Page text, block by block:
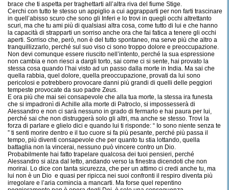
brace che ti aspetta per traghettarti all’altra riva del fiume Stige.
Cerchi con tutto te stesso un appiglio a cui aggrapparti per non farti trascinare
in quell’abisso scuro che sono gli Inferi e lo trovi in quegli occhi altrettanto
scuri, ma che tu ami più di qualsiasi altra cosa, come tutto di lui e che hanno
la capacità di strapparti un sorriso anche ora che fai fatica a tenere gli occhi
aperti. Sorriso che, però, non è del tutto spontaneo, ma serve più che altro a
tranquillizzarlo, perché sul suo viso ci sono troppo dolore e preoccupazione.
Non devi comunque essere riuscito nell’intento, perché la sua espressione
non cambia e non riesci a dargli torto, sai come ci si sente, hai provato la
stessa cosa quando l’hai visto ad un passo dalla morte in India. Ma sai che
quella rabbia, quel dolore, quella preoccupazione, provati da lui sono
pericolosi e potrebbero provocare danni più grandi di quelli delle peggiori
tempeste provocate da suo padre Zeus.
E ora più che mai sei consapevole che alla tua morte, la stessa ira funesta
che si impadronì di Achille alla morte di Patroclo, si impossesserà di
Alessandro e non ci sarà nessuno in grado di fermarlo e hai paura per lui,
perché sai che non distruggerà solo gli altri, ma anche se stesso. Trovi la
forza di parlare e glielo dici e quando lui ti risponde: “ Io sono niente senza te
” ti senti morire dentro e il tuo cuore si fa più pesante, perché più passa il
tempo, più diventi consapevole che per quanto tu stia lottando, quella
battaglia non la vincerai, nessuno può vincere contro un Dio.
Probabilmente hai fatto trapelare qualcosa dei tuoi pensieri, perché
Alessandro si alza dal letto, andando verso la finestra dicendoti che non
morirai. Lo dice con tanta sicurezza, che per un attimo ci credi anche tu, ma
lui non è un Dio e quasi per ripicca nei suoi confronti il respiro diventa più
irregolare e l’aria comincia a mancarti. Ma forse quel repentino